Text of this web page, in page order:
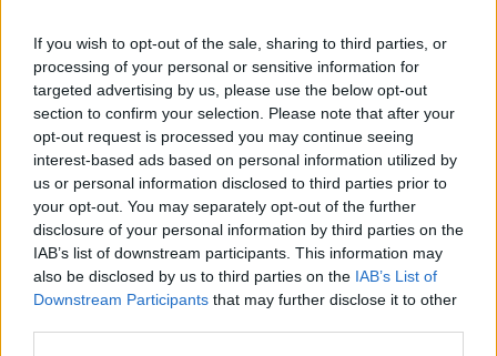
If you wish to opt-out of the sale, sharing to third parties, or
processing of your personal or sensitive information for
targeted advertising by us, please use the below opt-out
section to confirm your selection. Please note that after your
opt-out request is processed you may continue seeing
interest-based ads based on personal information utilized by
us or personal information disclosed to third parties prior to
your opt-out. You may separately opt-out of the further
disclosure of your personal information by third parties on the
IAB’s list of downstream participants. This information may
also be disclosed by us to third parties on the IAB’s List of
Downstream Participants that may further disclose it to other
Ακολουθήστε το E-Radio.gr στοGoogle News
και μάθετε πρώτοιτα πιο hot νέα .